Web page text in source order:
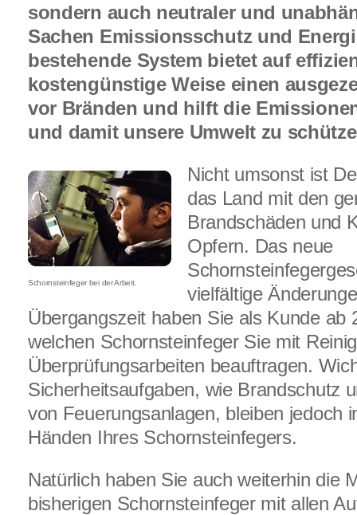
sondern auch neutraler und
Sachen Emissionsschutz und
bestehende System bietet auf
kostengünstige Weise einen
vor Bränden und hilft die
und damit unsere Umwelt zu
Schornsteinfeger bei der Arbeit.
Nicht umsonst ist
das Land mit den
Brandschäden und
Opfern. Das neue
vielfältige
Übergangszeit haben Sie als Kunde ab
welchen Schornsteinfeger Sie mit
Überprüfungsarbeiten beauftragen.
Sicherheitsaufgaben, wie Brandschutz
von Feuerungsanlagen, bleiben jedoch
Händen Ihres Schornsteinfegers.
Natürlich haben Sie auch weiterhin die
bisherigen Schornsteinfeger mit allen